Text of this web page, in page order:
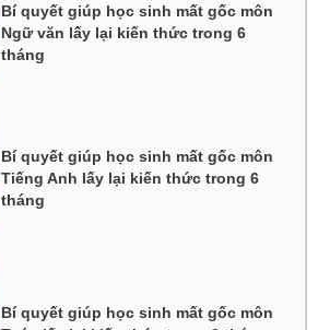
Bí quyết giúp học sinh mất gốc môn
Ngữ văn lấy lại kiến thức trong 6
tháng
Bí quyết giúp học sinh mất gốc môn
Tiếng Anh lấy lại kiến thức trong 6
tháng
Bí quyết giúp học sinh mất gốc môn